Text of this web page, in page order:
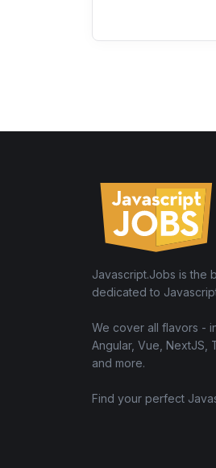
Javascript.Jobs is the
dedicated to
We cover all flavors -
Angular, Vue, NextJS,
and more.
Find your perfect